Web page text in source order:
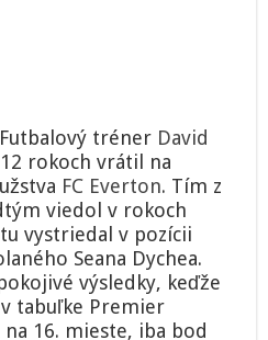
Futbalový tréner David
rokoch vrátil na
FC Everton. Tím z
viedol v rokoch
vystriedal v pozícii
Seana Dychea.
výsledky, keďže
v tabuľke Premier
na 16. mieste, iba bod